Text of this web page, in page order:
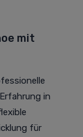
mit
in
für